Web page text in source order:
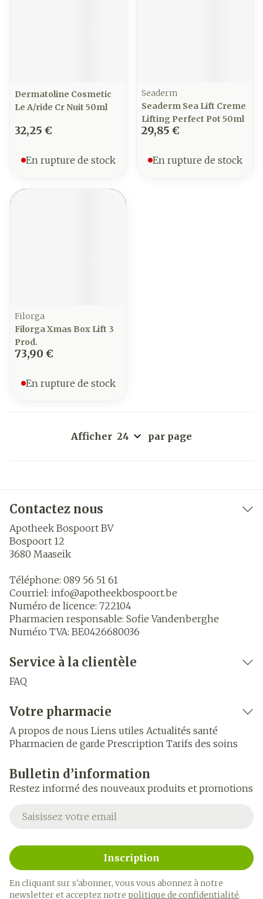
Dermatoline Cosmetic
Le A/ride Cr Nuit 50ml
32,25 €
En rupture de stock
Seaderm
Seaderm Sea Lift Creme
Lifting Perfect Pot 50ml
29,85 €
En rupture de stock
Filorga
Filorga Xmas Box Lift 3
Prod.
73,90 €
En rupture de stock
Afficher par page
Contactez nous
Apotheek Bospoort BV
Bospoort 12
3680 Maaseik
Téléphone: 089 56 51 61
Courriel: info@apotheekbospoort.be
Numéro de licence: 722104
Pharmacien responsable: Sofie Vandenberghe
Numéro TVA: BE0426680036
Service à la clientèle
FAQ
Votre pharmacie
A propos de nous Liens utiles Actualités santé
Pharmacien de garde Prescription Tarifs des soins
Bulletin d’information
Restez informé des nouveaux produits et promotions
Adresse mail
Inscription
En cliquant sur s'abonner, vous vous abonnez à notre
newsletter et acceptez notre politique de confidentialité.